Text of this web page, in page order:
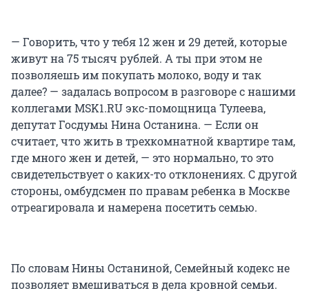
— Говорить, что у тебя 12 жен и 29 детей, которые
живут на 75 тысяч рублей. А ты при этом не
позволяешь им покупать молоко, воду и так
далее? — задалась вопросом в разговоре с нашими
коллегами MSK1.RU экс-помощница Тулеева,
депутат Госдумы Нина Останина. — Если он
считает, что жить в трехкомнатной квартире там,
где много жен и детей, — это нормально, то это
свидетельствует о каких-то отклонениях. С другой
стороны, омбудсмен по правам ребенка в Москве
отреагировала и намерена посетить семью.
По словам Нины Останиной, Семейный кодекс не
позволяет вмешиваться в дела кровной семьи.